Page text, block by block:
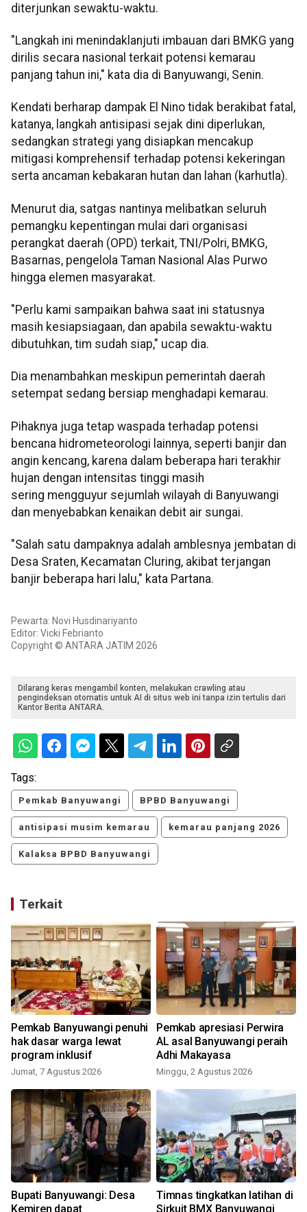
diterjunkan sewaktu-waktu.
"Langkah ini menindaklanjuti imbauan dari BMKG yang
dirilis secara nasional terkait potensi kemarau
panjang tahun ini," kata dia di Banyuwangi, Senin.
Kendati berharap dampak El Nino tidak berakibat fatal,
katanya, langkah antisipasi sejak dini diperlukan,
sedangkan strategi yang disiapkan mencakup
mitigasi komprehensif terhadap potensi kekeringan
serta ancaman kebakaran hutan dan lahan (karhutla).
Menurut dia, satgas nantinya melibatkan seluruh
pemangku kepentingan mulai dari organisasi
perangkat daerah (OPD) terkait, TNI/Polri, BMKG,
Basarnas, pengelola Taman Nasional Alas Purwo
hingga elemen masyarakat.
"Perlu kami sampaikan bahwa saat ini statusnya
masih kesiapsiagaan, dan apabila sewaktu-waktu
dibutuhkan, tim sudah siap," ucap dia.
Dia menambahkan meskipun pemerintah daerah
setempat sedang bersiap menghadapi kemarau.
Pihaknya juga tetap waspada terhadap potensi
bencana hidrometeorologi lainnya, seperti banjir dan
angin kencang, karena dalam beberapa hari terakhir
hujan dengan intensitas tinggi masih
sering mengguyur sejumlah wilayah di Banyuwangi
dan menyebabkan kenaikan debit air sungai.
"Salah satu dampaknya adalah amblesnya jembatan di
Desa Sraten, Kecamatan Cluring, akibat terjangan
banjir beberapa hari lalu," kata Partana.
Pewarta: Novi Husdinariyanto
Editor: Vicki Febrianto
Copyright © ANTARA JATIM 2026
Dilarang keras mengambil konten, melakukan crawling atau
pengindeksan otomatis untuk AI di situs web ini tanpa izin tertulis dari
Kantor Berita ANTARA.
Tags:
Pemkab Banyuwangi BPBD Banyuwangi
antisipasi musim kemarau kemarau panjang 2026
Kalaksa BPBD Banyuwangi
Terkait
Pemkab Banyuwangi penuhi
hak dasar warga lewat
program inklusif
Jumat, 7 Agustus 2026
Pemkab apresiasi Perwira
AL asal Banyuwangi peraih
Adhi Makayasa
Minggu, 2 Agustus 2026
Bupati Banyuwangi: Desa
Kemiren dapat
Timnas tingkatkan latihan di
Sirkuit BMX Banyuwangi